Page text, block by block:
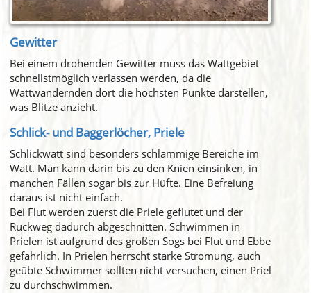
Gewitter
Bei einem drohenden Gewitter muss das Wattgebiet
schnellstmöglich verlassen werden, da die
Wattwandernden dort die höchsten Punkte darstellen,
was Blitze anzieht.
Schlick- und Baggerlöcher, Priele
Schlickwatt sind besonders schlammige Bereiche im
Watt. Man kann darin bis zu den Knien einsinken, in
manchen Fällen sogar bis zur Hüfte. Eine Befreiung
daraus ist nicht einfach.
Bei Flut werden zuerst die Priele geflutet und der
Rückweg dadurch abgeschnitten. Schwimmen in
Prielen ist aufgrund des großen Sogs bei Flut und Ebbe
gefährlich. In Prielen herrscht starke Strömung, auch
geübte Schwimmer sollten nicht versuchen, einen Priel
zu durchschwimmen.